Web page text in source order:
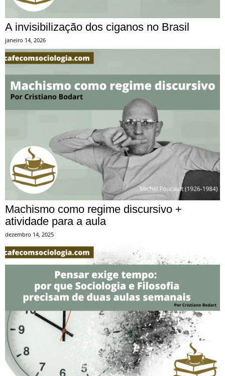
A invisibilização dos ciganos no Brasil
janeiro 14, 2026
Machismo como regime discursivo +
atividade para a aula
dezembro 14, 2025